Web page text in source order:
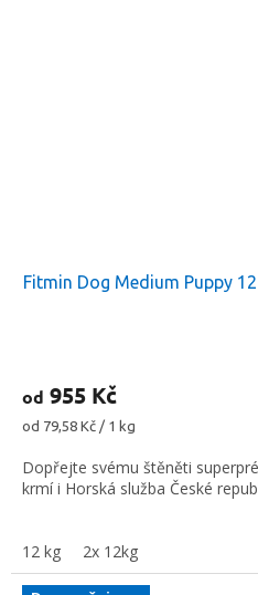
Fitmin Dog Medium Puppy
od 955 Kč
Měrná
od 79,58 Kč / 1 kg
Dopřejte svému štěněti
krmí i Horská služba České
12 kg 2x 12kg